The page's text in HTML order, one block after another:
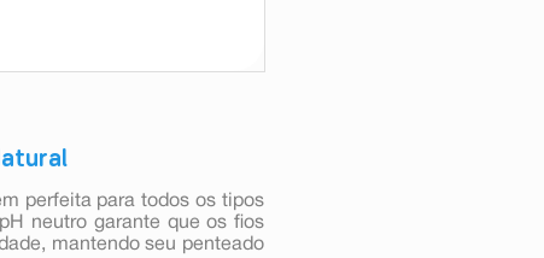
perfeita para todos os tipos
neutro garante que os fios
mantendo seu penteado